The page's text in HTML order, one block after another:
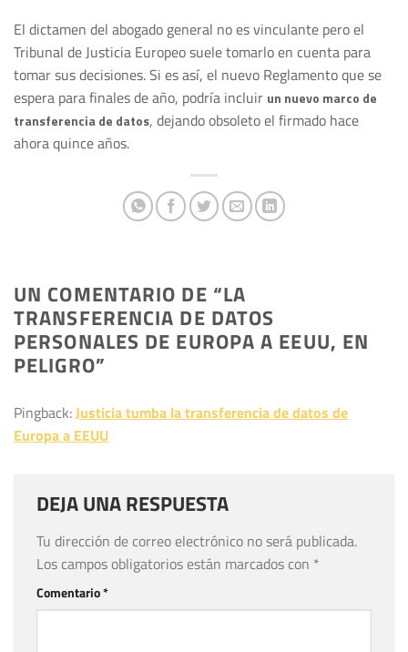
El dictamen del abogado general no es vinculante pero el
Tribunal de Justicia Europeo suele tomarlo en cuenta para
tomar sus decisiones. Si es así, el nuevo Reglamento que se
espera para finales de año, podría incluir un nuevo marco de
transferencia de datos, dejando obsoleto el firmado hace
ahora quince años.
UN COMENTARIO DE “LA
TRANSFERENCIA DE DATOS
PERSONALES DE EUROPA A EEUU, EN
PELIGRO”
Pingback:Justicia tumba la transferencia de datos de
Europa a EEUU
DEJA UNA RESPUESTA
Tu dirección de correo electrónico no será publicada.
Los campos obligatorios están marcados con *
Comentario*